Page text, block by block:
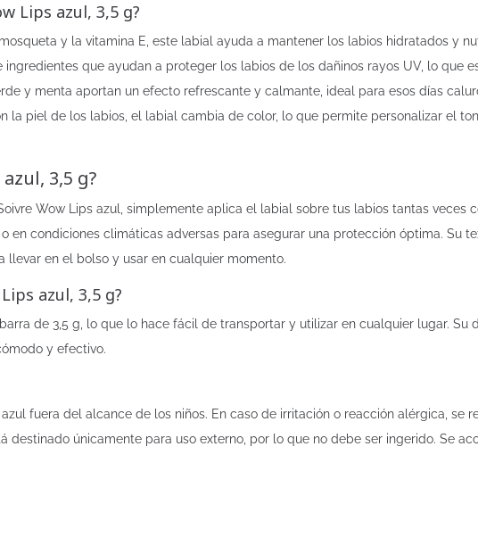
Lips azul, 3,5 g?
y la vitamina E, este labial ayuda a mantener los labios hidratados y
que ayudan a proteger los labios de los dañinos rayos UV, lo que
y menta aportan un efecto refrescante y calmante, ideal para esos días
la piel de los labios, el labial cambia de color, lo que permite personalizar el
3,5 g?
Wow Lips azul, simplemente aplica el labial sobre tus labios tantas veces
en condiciones climáticas adversas para asegurar una protección óptima. Su
en el bolso y usar en cualquier momento.
azul, 3,5 g?
de 3,5 g, lo que lo hace fácil de transportar y utilizar en cualquier lugar.
y efectivo.
fuera del alcance de los niños. En caso de irritación o reacción alérgica, se
destinado únicamente para uso externo, por lo que no debe ser ingerido. Se